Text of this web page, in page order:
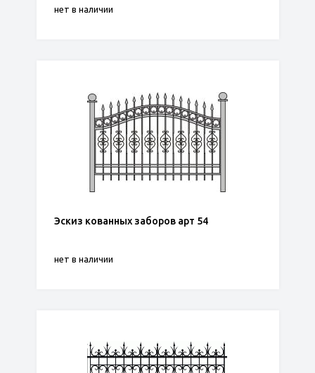
нет в наличии
Эскиз кованных заборов арт 54
нет в наличии